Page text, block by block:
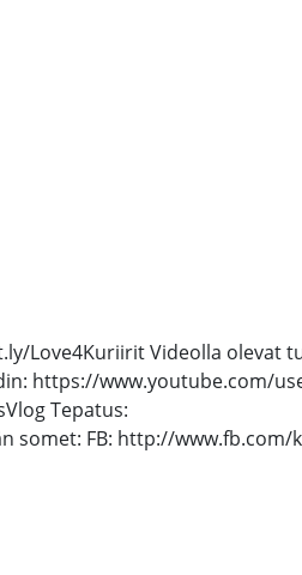
Love4Kuriirit Videolla olevat
https://www.youtube.com/
Tepatus:
somet: FB: http://